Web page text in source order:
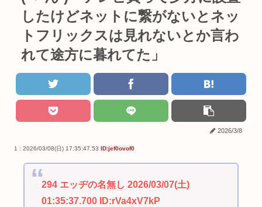
したけどネットに繋がないとネッ
トフリックスは見れないとか言わ
れて途方に暮れてた」
2026/3/8
1 : 2026/03/08(日) 17:35:47.53 ID:jef0ovof0
294 エッヂの名無し 2026/03/07(土)
01:35:37.700 ID:rVa4xV7kP